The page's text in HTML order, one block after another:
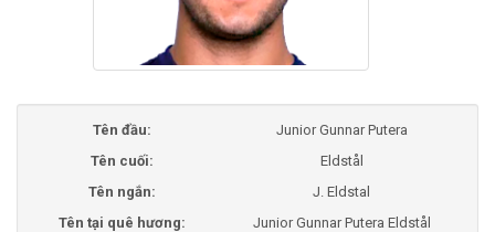
Tên đầu:
Junior Gunnar Putera
Tên cuối:
Eldstål
Tên ngắn:
J. Eldstal
Tên tại quê hương:
Junior Gunnar Putera Eldstål